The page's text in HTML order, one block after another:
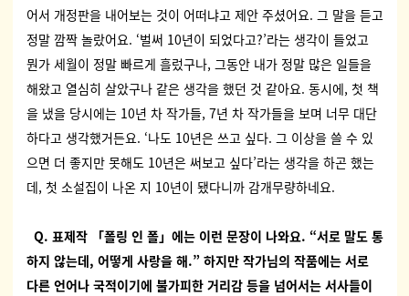
어서 개정판을 내어보는 것이 어떠냐고 제안 주셨어요. 그 말을 듣고
정말 깜짝 놀랐어요. ‘벌써 10년이 되었다고?’라는 생각이 들었고
뭔가 세월이 정말 빠르게 흘렀구나, 그동안 내가 정말 많은 일들을
해왔고 열심히 살았구나 같은 생각을 했던 것 같아요. 동시에, 첫 책
을 냈을 당시에는 10년 차 작가들, 7년 차 작가들을 보며 너무 대단
하다고 생각했거든요. ‘나도 10년은 쓰고 싶다. 그 이상을 쓸 수 있
으면 더 좋지만 못해도 10년은 써보고 싶다’라는 생각을 하곤 했는
데, 첫 소설집이 나온 지 10년이 됐다니까 감개무량하네요.
Q. 표제작 「폴링 인 폴」 에는 이런 문장이 나와요. “서로 말도 통
하지 않는데, 어떻게 사랑을 해.” 하지만 작가님의 작품에는 서로
다른 언어나 국적이기에 불가피한 거리감 등을 넘어서는 서사들이